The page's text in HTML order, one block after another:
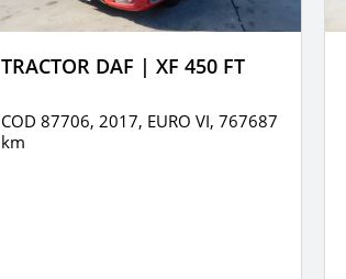
TRACTOR DAF | XF 450 FT
COD 87706, 2017, EURO VI, 767687
km